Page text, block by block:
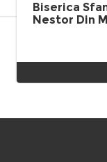
Biserica
Nestor Din